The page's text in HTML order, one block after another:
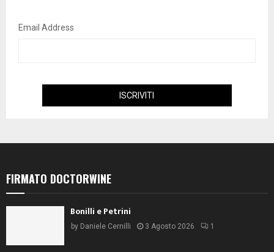
Email Address
FIRMATO DOCTORWINE
Bonilli e Petrini
by Daniele Cernilli 3 Agosto 2026 1